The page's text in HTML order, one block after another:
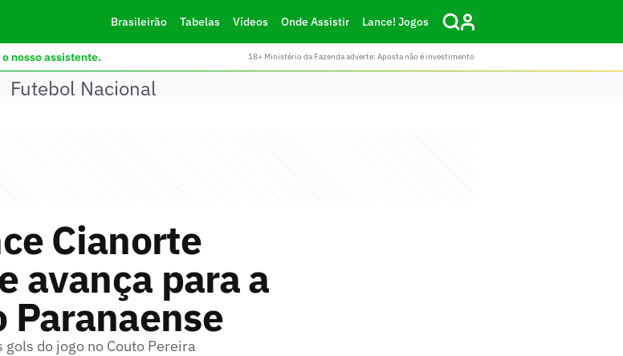
Brasileirão Tabelas Vídeos Onde Assistir Lance! Jogos
nosso assistente. 18+ Ministério da Fazenda adverte: Aposta não é investimento
Futebol Nacional
Cianorte
avança para a
do jogo no Couto Pereira